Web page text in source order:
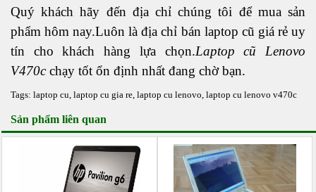
Quý khách hãy đến địa chỉ chúng tôi để mua sản
phẩm hôm nay.Luôn là địa chỉ bán laptop cũ giá rẻ uy
tín cho khách hàng lựa chọn.Laptop cũ Lenovo
V470cchạy tốt ổn định nhất đang chờ bạn.
Tags: laptop cu, laptop cu gia re, laptop cu lenovo, laptop cu lenovo v470c
Sản phẩm liên quan